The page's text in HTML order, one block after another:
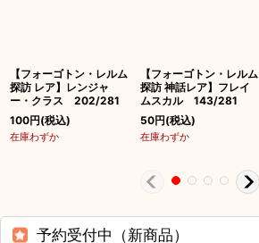
【フォーゴトン・レルム
探訪 レア】レンジャ
ー・クラス 202/281
100円(税込)
在庫わずか
【フォーゴトン・レルム
探訪 神話レア】フレイ
ムスカル 143/281
50円(税込)
在庫わずか
予約受付中（新商品）